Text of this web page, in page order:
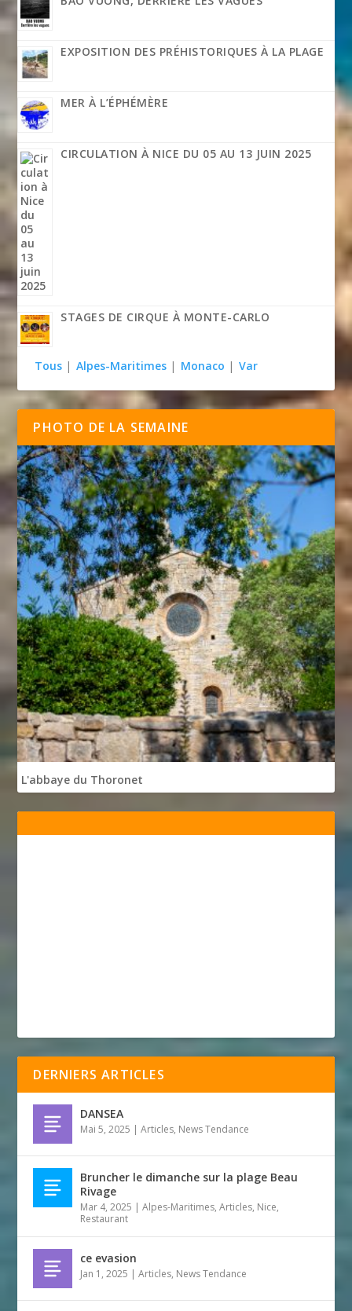
EXPOSITION DES PRÉHISTORIQUES À LA PLAGE
MER À L’ÉPHÉMÈRE
CIRCULATION À NICE DU 05 AU 13 JUIN 2025
STAGES DE CIRQUE À MONTE-CARLO
Tous | Alpes-Maritimes | Monaco | Var
PHOTO DE LA SEMAINE
L'abbaye du Thoronet
DERNIERS ARTICLES
DANSEA
Mai 5, 2025 |Articles, News Tendance
Bruncher le dimanche sur la plage Beau
Rivage
Mar 4, 2025 |Alpes-Maritimes,Articles, Nice,
Restaurant
ce evasion
Jan 1, 2025 |Articles, News Tendance